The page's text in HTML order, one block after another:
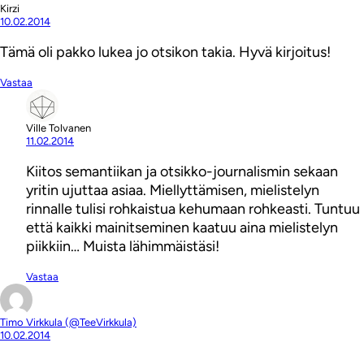
Kirzi
10.02.2014
Tämä oli pakko lukea jo otsikon takia. Hyvä kirjoitus!
Vastaa
Ville Tolvanen
11.02.2014
Kiitos semantiikan ja otsikko-journalismin sekaan
yritin ujuttaa asiaa. Miellyttämisen, mielistelyn
rinnalle tulisi rohkaistua kehumaan rohkeasti. Tuntuu
että kaikki mainitseminen kaatuu aina mielistelyn
piikkiin… Muista lähimmäistäsi!
Vastaa
Timo Virkkula (@TeeVirkkula)
10.02.2014